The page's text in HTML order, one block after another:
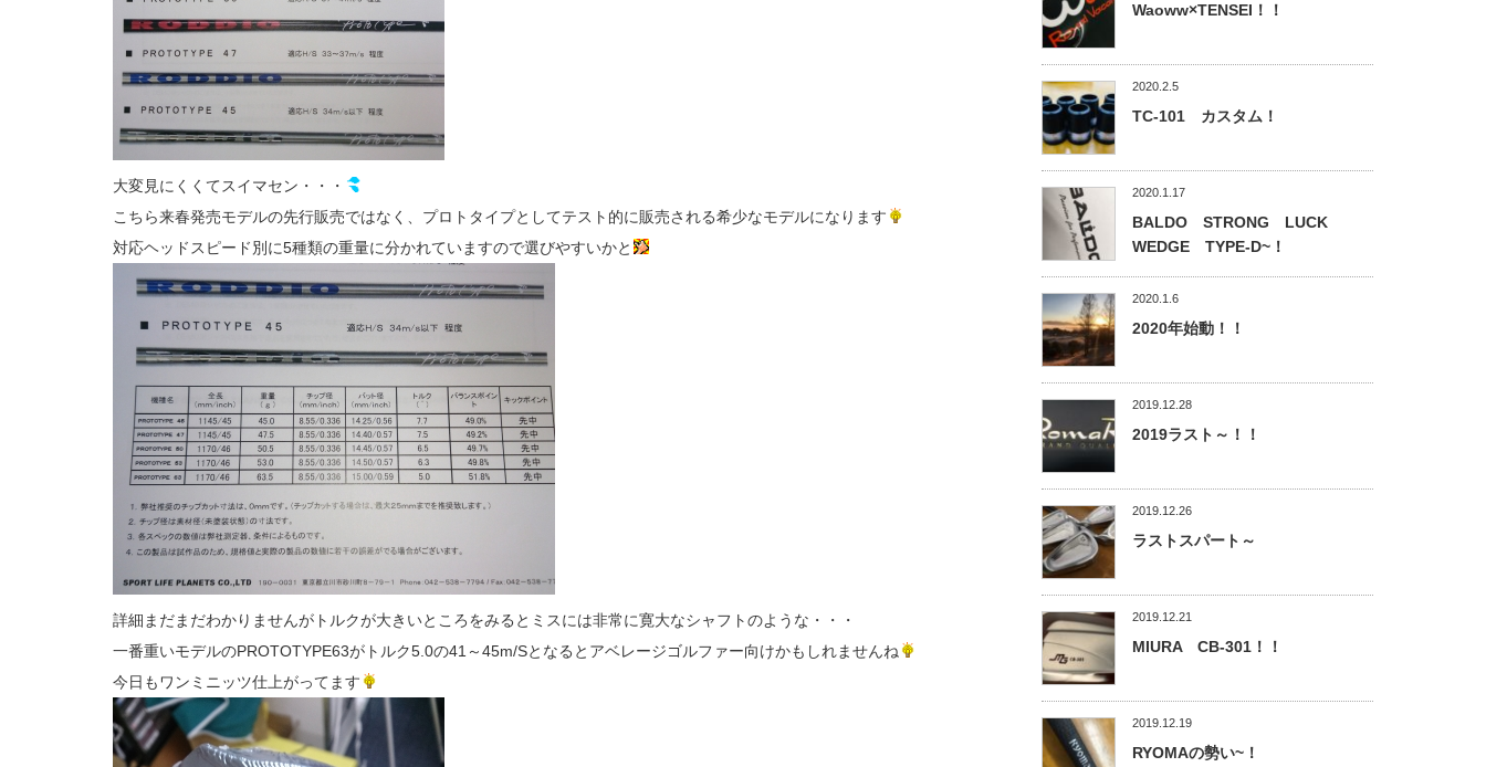
大変見にくくてスイマセン・・・
こちら来春発売モデルの先行販売ではなく、プロトタイプとしてテスト的に販売される希少なモデルになります
対応ヘッドスピード別に5種類の重量に分かれていますので選びやすいかと
詳細まだまだわかりませんがトルクが大きいところをみるとミスには非常に寛大なシャフトのような・・・
一番重いモデルのPROTOTYPE63がトルク5.0の41～45m/Sとなるとアベレージゴルファー向けかもしれませんね
今日もワンミニッツ仕上がってます
Waoww×TENSEI！！
2020.2.5
TC-101 カスタム！
2020.1.17
BALDO STRONG LUCK
WEDGE TYPE-D~！
2020.1.6
2020年始動！！
2019.12.28
2019ラスト～！！
2019.12.26
ラストスパート～
2019.12.21
MIURA CB-301！！
2019.12.19
RYOMAの勢い~！